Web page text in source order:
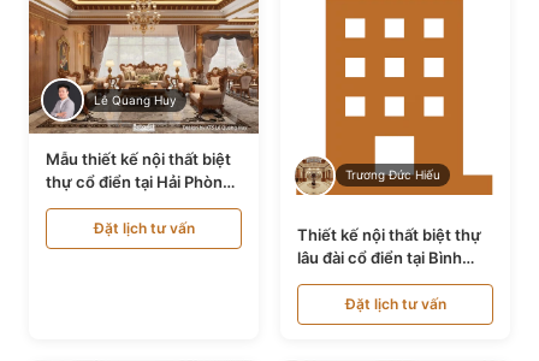
Lê Quang Huy
Mẫu thiết kế nội thất biệt
thự cổ điển tại Hải Phòng
NT24535
Đặt lịch tư vấn
Trương Đức Hiếu
Thiết kế nội thất biệt thự
lâu đài cổ điển tại Bình
Thuận NT21128
Đặt lịch tư vấn